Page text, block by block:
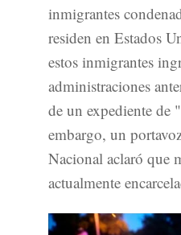
inmigrantes
residen en Estados
estos inmigrantes
administraciones
de un expediente de
embargo, un
Nacional aclaró que
actualmente